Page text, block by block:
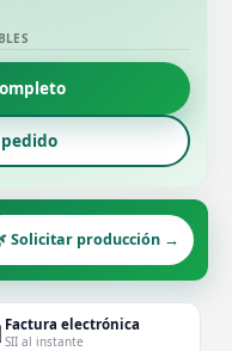
Solicitar producción →
Factura electrónica
SII al instante